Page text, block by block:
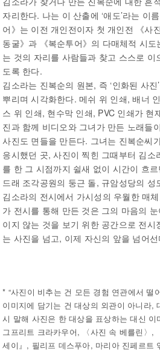
자리한다. 나는 이 산출에 ‘애도’라는 이
어》는 이전 개인전이자 첫 개인전 《사
동굴》과 《복순투어》의 다매체적 시
는 것의 자리를 사람들과 찾고 스스로 이
도록 한다.
김소라는 진복순의 원본, 즉 ‘인화된 사
뿌리며 시각화한다. 메쉬 위 인쇄, 배너
스 위 인쇄, 현수막 인쇄, PVC 인쇄가 현
진과 함께 비디오와 그녀가 만든 노래들
사진도 면들을 만든다. 그녀는 진복순씨
응시했던 곳, 사진이 찍힌 그때부터 김소
를 한 그 시점까지 쉴새 없이 시간이 흐
드래 조각공원의 둥근 돌, 규암성당의
김소라의 전시에서 가시성의 우월한 매
가 전시를 통해 만든 것은 그의 마음의
이지 않는 것을 보기 위한 공간으로 전
는 사진을 넘고, 이제 자신의 앞을 넘어선
* “사진이 비추는 건 모든 경험 연관에서 떨
이미지에 담기는 건 대상의 외관이 아니라,
시 말해 사진은 한 대상을 표상하는 대신 이
그프리트 크라카우어, 〈사진 속 베를린〉,
세이』, 필리프 데스푸아, 마리아 진페르트